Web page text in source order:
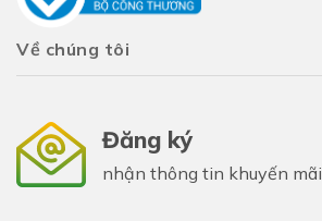
Về chúng tôi
Đăng ký
nhận thông tin khuyến mãi